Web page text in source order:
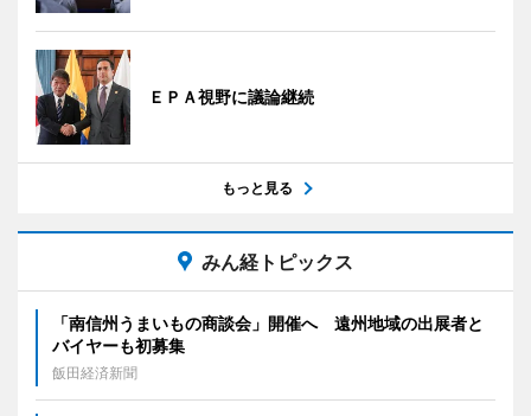
ＥＰＡ視野に議論継続
もっと見る
みん経トピックス
「南信州うまいもの商談会」開催へ 遠州地域の出展者と
バイヤーも初募集
飯田経済新聞